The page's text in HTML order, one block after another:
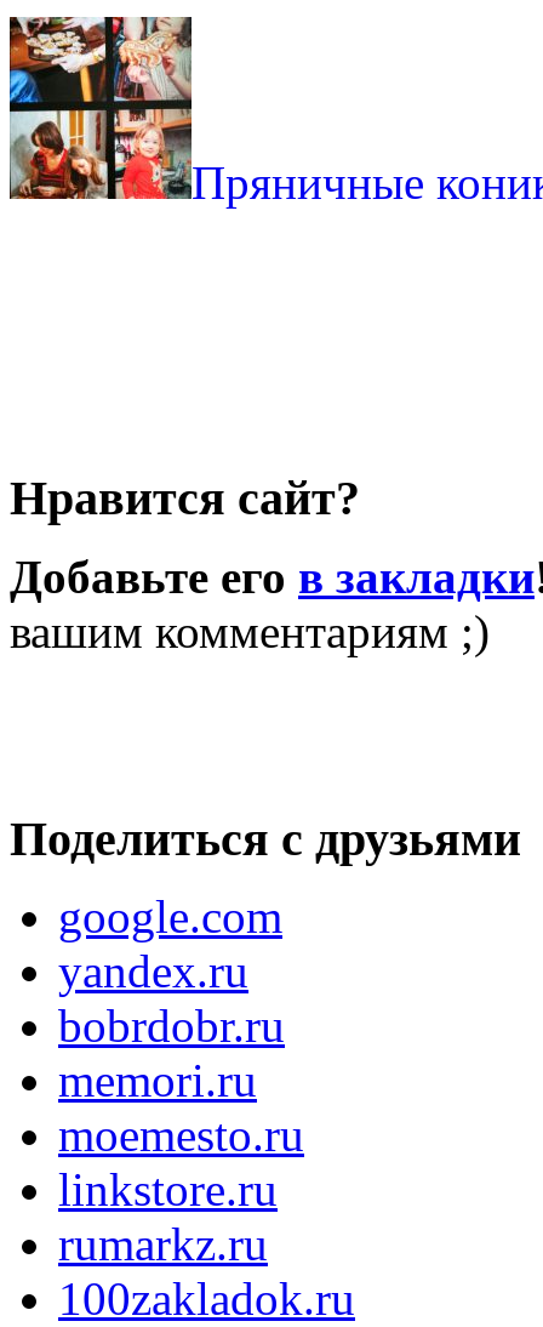
Пряничные
Нравится сайт?
Добавьте его в закладки
вашим комментариям ;)
Поделиться с друзьями
google.com
yandex.ru
bobrdobr.ru
memori.ru
moemesto.ru
linkstore.ru
rumarkz.ru
100zakladok.ru